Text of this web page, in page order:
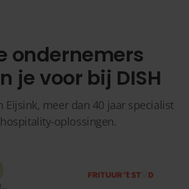
ondernemers
je voor bij DISH
Eijsink, meer dan 40 jaar specialist
oplossingen.